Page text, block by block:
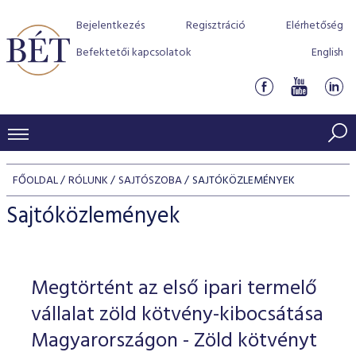
Bejelentkezés Regisztráció
Elérhetőség
Befektetői kapcsolatok
English
KERESKEDÉSI ADATOK
INDEXEK
Jelzáloglevél indexek
Vállalati kötvény indexek
Azonnali Piac
Származékos piac
BEFEKTETŐK
Részvény szekció
Hitelpapír szekció
BÉT szabályzatok
Befektetővédelem
Alkalmazott díjstruktúra
Elszámolás
Részvény és vállalati kötvény tőzsdei bevezetését
program
BÉT Xtend - Részvénypiac egyszerűen
TŐZSDETAGOK
Tőzsdetagok, üzletkötők
VENDOROK
FŐOLDAL RÓLUNK SAJTÓSZOBA SAJTÓKÖZLEMÉNYEK
Sajtóközlemények
Megtörtént az első ipari termelő
vállalat zöld kötvény-kibocsátása
Magyarországon - Zöld kötvényt